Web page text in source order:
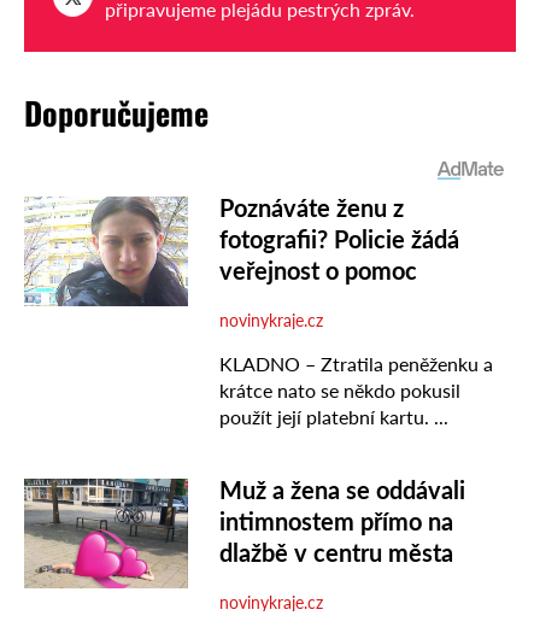
připravujeme plejádu pestrých zpráv.
Doporučujeme